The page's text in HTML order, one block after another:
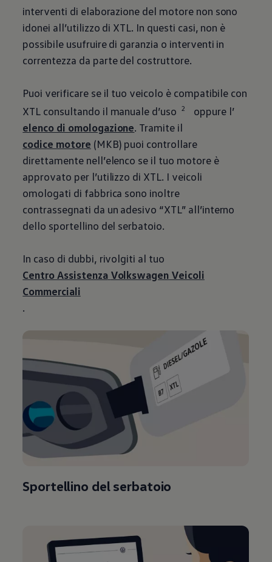
interventi di elaborazione del motore non sono
idonei all’utilizzo di XTL. In questi casi, non è
possibile usufruire di garanzia o interventi in
correntezza da parte del costruttore.
Puoi verificare se il tuo veicolo è compatibile con
XTL consultando il manuale d’uso
2
oppure l’
elenco di omologazione. Tramite il
codice motore (MKB) puoi controllare
direttamente nell’elenco se il tuo motore è
approvato per l’utilizzo di XTL. I veicoli
omologati di fabbrica sono inoltre
contrassegnati da un adesivo “XTL” all’interno
dello sportellino del serbatoio.
In caso di dubbi, rivolgiti al tuo
Centro Assistenza Volkswagen Veicoli
Commerciali
.
Sportellino del serbatoio